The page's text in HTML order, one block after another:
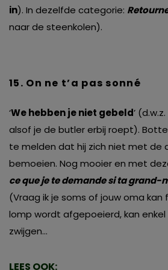
in). In dezelfde categorie:
naar de steenkolen).
15. On ne t’a pas sonné
‘We hebben je niet gebeld’
alsof je de butler erbij roept).
te melden dat hij zich niet met de
bemoeien. Nog mooier en met
ce que je te demande si ta grand-
(Vraag ik je soms of jouw oma kan
lomp wordt afgepoeierd, kan
zwijgen…
LEES OOK: